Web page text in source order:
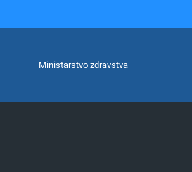
Ministarstvo zdravstva